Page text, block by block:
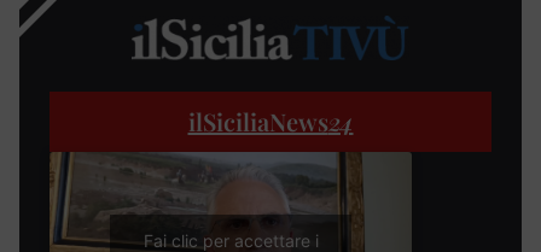
ilSiciliaNews24
Fai clic per accettare i